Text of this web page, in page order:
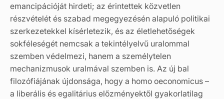
emancipációját hirdeti; az érintettek közvetlen
részvételét és szabad megegyezésén alapuló politikai
szerkezetekkel kísérletezik, és az életlehetőségek
sokféleségét nemcsak a tekintélyelvű uralommal
szemben védelmezi, hanem a személytelen
mechanizmusok uralmával szemben is. Az új bal
filozófiájának újdonsága, hogy a homo oeconomicus –
a liberális és egalitárius előzményektől gyakorlatilag